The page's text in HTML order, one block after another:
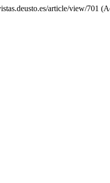
article/view/701